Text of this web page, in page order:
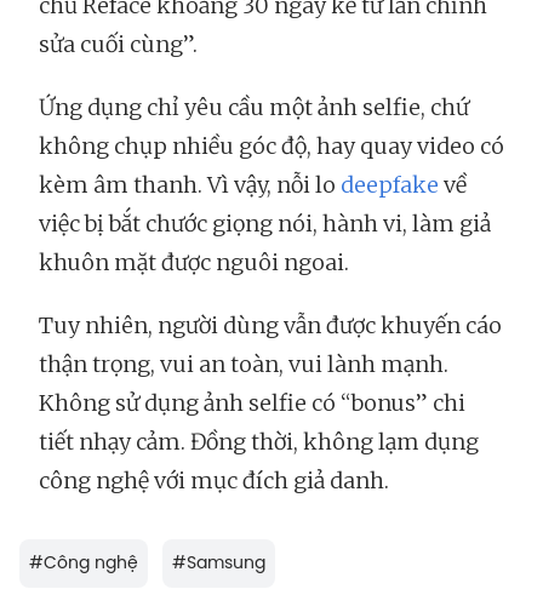
sửa cuối cùng”.
Ứng dụng chỉ yêu cầu một ảnh selfie, chứ
không chụp nhiều góc độ, hay quay video có
kèm âm thanh. Vì vậy, nỗi lo deepfake về
việc bị bắt chước giọng nói, hành vi, làm giả
khuôn mặt được nguôi ngoai.
Tuy nhiên, người dùng vẫn được khuyến cáo
thận trọng, vui an toàn, vui lành mạnh.
Không sử dụng ảnh selfie có “bonus” chi
tiết nhạy cảm. Đồng thời, không lạm dụng
công nghệ với mục đích giả danh.
#Công nghệ #Samsung